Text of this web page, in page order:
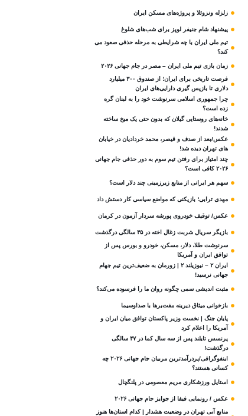
زلزله ونزوئلا و پروژه‌های مسکن ایران
پیشنهاد شام جنیفر لوپز برای شب‌های شلوغ
تیم ملی ایران با چه شرایطی به مرحله حذفی صعود می
کند؟
زمان بازی تیم ملی ایران – مصر در جام جهانی ۲۰۲۶
فرصت تاریخی برای ایران؛ از صندوق ۳۰۰ میلیارد
دلاری تا بازپس گیری دارایی‌های ایران
چرا جمهوری اسلامی سرنوشت خود را به لبنان گره
زده است؟
خانه‌های روستایی گیلان که بدون حتی یک میخ ساخته
شدند!
عکس/بعد از صدف و قیصر، محمد خردادیان در خیابان
های تهران دیده شد!
چند امتیاز برای رفتن تیم سوم به دور حذفی جام جهانی
۲۰۲۶ کافی است؟
سهم هر ایرانی از منابع زیرزمینی چند دلار است؟
مهدی ترابی؛ بازیکنی که مواضع سیاسی‌ کار دستش داد
عکس/ توقیف خودروی پورشه سردار آزمون در کرمان
بازیگر سریال شربت زغال‌ اخته در ۳۵ سالگی درگذشت
سرنوشت طلا، دلار، مسکن، خودرو و بورس پس از
توافق ایران و آمریکا
ایران ۲ – نیوزیلند ۲ | زورمان به ضعیف‌ترین تیم جهام
جهانی نرسید!
مثبت‌ اندیشی سمی چگونه روان ما را فرسوده می‌کند؟
بازخوانی میثاق دیرینه مفت‌برها با صداوسیما
پایان جنگ | نخست وزیر پاکستان توافق میان ایران و
آمریکا را اعلام کرد
پرنسس تایلند پس از سه سال کما در ۴۷ سالگی
درگذشت!
اینفوگرافی/پردرآمدترین مربیان جام جهانی ۲۰۲۶ چه
کسانی هستند؟
استایل ورزشکاری مریم معصومی در پلنگچال
عکس / رونمایی فیفا از جوایز جام جهانی ۲۰۲۶
منابع آبی تهران در وضعیت هشدار | کدام استان‌ها هنوز